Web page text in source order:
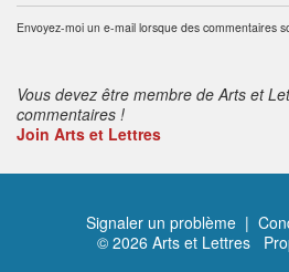
Envoyez-moi un e-mail lorsque des commentaires
Vous devez être membre de Arts et
commentaires !
Join Arts et Lettres
Signaler un problème |
© 2026 Arts et Lettres